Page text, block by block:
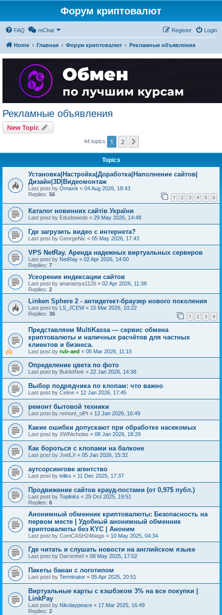
Форум криптовалют
FAQ mChat Login
Register
Home Главная Форум криптовалют Рекламные объявления
Рекламные объявления
New Topic
44 topics 1 2
Topics
Установка|Настройка|Доработка|Наполнение сайтов|
Дизайн|3D|Видеомонтаж
Last post by Omaxis « 04 Aug 2026, 18:43
Replies: 56 1 2 3 4 5 6
Каталог новинних сайтів України
Last post by Edudowedo « 29 May 2026, 14:48
Где загрузить видео с интернета?
Last post by GeorgeNic « 05 May 2026, 17:43
VPS NetRay. Аренда надежных виртуальных серверов
Last post by NetRay « 02 Apr 2026, 14:00
Replies: 7
Ускорение индексации сайтов
Last post by ananastya1126 « 02 Apr 2026, 11:38
Replies: 2
Linken Sphere 2 - антидетект-браузер нового поколения
Last post by LS_JCEW« 15 Mar 2026, 10:22
Replies: 36 1 2 3 4
Представляем MultiKassa — сервис обмена
криптовалюты и наличных расчётов для частных
клиентов и бизнеса.
Last post by rub-aed « 05 Mar 2026, 11:15
Определение цвета по фото
Last post by BukletNek « 22 Jan 2026, 14:38
Выбор подрядчика по клопам: что важно
Last post by Celine « 12 Jan 2026, 17:45
ремонт бытовой техники
Last post by remont_olPt « 12 Jan 2026, 16:49
Какие ошибки допускают при обработке насекомых
Last post by XWNicholas « 08 Jan 2026, 18:29
Как бороться с клопами на балконе
Last post by JoelLX « 05 Jan 2026, 15:32
аутсорсингове агентство
Last post by loliks « 11 Dec 2025, 17:37
Продвижение сайтов крауд-постами (от 0,97$ публ.)
Last post by Toplinks « 25 Oct 2025, 19:51
Replies: 6
Анонимный обменник криптовалюты: Безопасность на
первом месте | Удобный анонимный обменник
криптовалюты без KYC | Аноним
Last post by ComCASH24biags « 10 May 2025, 04:34
Где читать и слушать новости на английском языке
Last post by Darrenhef « 08 May 2025, 17:02
Пакеты банан с логотипом
Last post by Terminator « 05 Apr 2025, 20:51
Виртуальные карты с кэшбэком 3% на все покупки |
LinkPay
Last post by Nikolaypeace « 17 Mar 2025, 16:49
Replies: 2